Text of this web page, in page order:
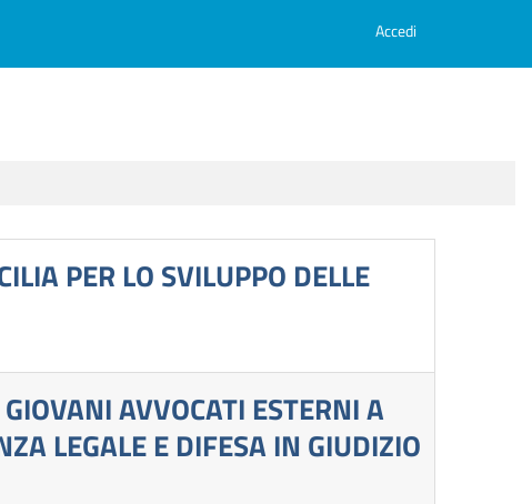
Accedi
PER LO SVILUPPO DELLE
AVVOCATI ESTERNI A
LEGALE E DIFESA IN GIUDIZIO